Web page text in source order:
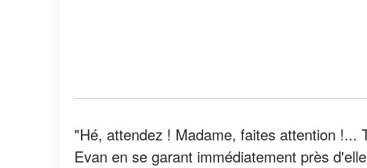
"Hé, attendez ! Madame, faites attention !...
Evan en se garant immédiatement près